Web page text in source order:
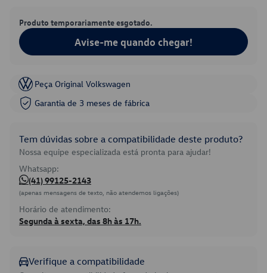
Produto temporariamente esgotado.
Avise-me quando chegar!
Peça Original Volkswagen
Garantia de 3 meses de fábrica
Tem dúvidas sobre a compatibilidade deste produto?
Nossa equipe especializada está pronta para ajudar!
Whatsapp:
(41) 99125-2143
(apenas mensagens de texto, não atendemos ligações)
Horário de atendimento:
Segunda à sexta, das 8h às 17h.
Verifique a compatibilidade